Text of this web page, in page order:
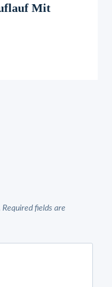
Mit
Required fields are